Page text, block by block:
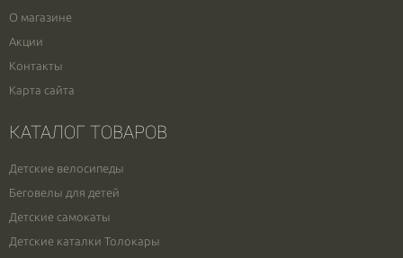
О магазине
Акции
Контакты
Карта сайта
КАТАЛОГ ТОВАРОВ
Детские велосипеды
Беговелы для детей
Детские самокаты
Детские каталки Толокары